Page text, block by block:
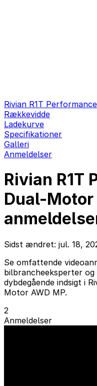
Rivian R1T
Rækkevidde
Ladekurve
Specifikationer
Galleri
Anmeldelser
Rivian R1T
Dual-Motor
Sidst ændret: jul. 18,
Se omfattende
bilbrancheeksperter
dybdegående indsigt i
Motor AWD MP.
2
Anmeldelser